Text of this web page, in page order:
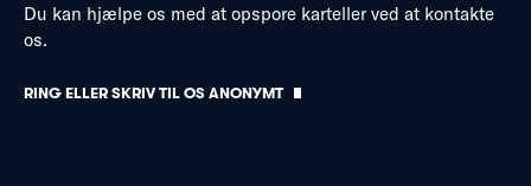
Du kan hjælpe os med at opspore karteller ved at kontakte
os.
RING ELLER SKRIV TIL OS ANONYMT